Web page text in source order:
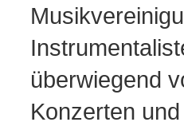
überwiegend
Konzerten